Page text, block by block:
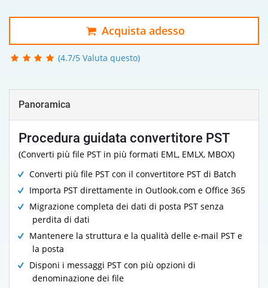
Acquista adesso
(4.7/5 Valuta questo)
Panoramica
Procedura guidata convertitore PST
(Converti più file PST in più formati EML, EMLX, MBOX)
Converti più file PST con il convertitore PST di Batch
Importa PST direttamente in Outlook.com e Office 365
Migrazione completa dei dati di posta PST senza
perdita di dati
Mantenere la struttura e la qualità delle e-mail PST e
la posta
Disponi i messaggi PST con più opzioni di
denominazione dei file